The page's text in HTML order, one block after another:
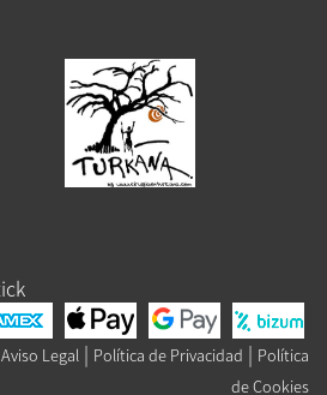
Aviso Legal | Política de Privacidad | Política
de Cookies